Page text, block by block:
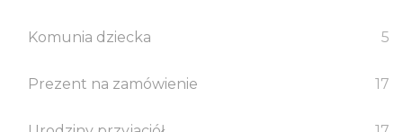
Komunia dziecka 5
Prezent na zamówienie 17